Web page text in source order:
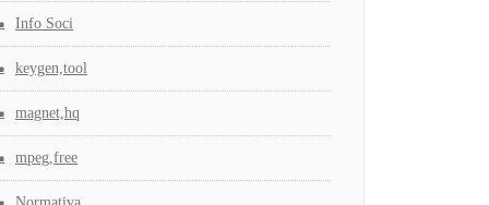
Info Soci
keygen,tool
magnet,hq
mpeg,free